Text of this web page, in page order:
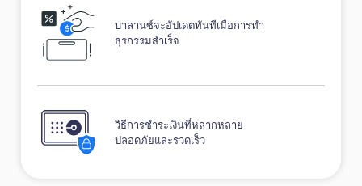
บาลานซ์จะอัปเดตทันทีเมื่อการทำ
ธุรกรรมสำเร็จ
วิธีการชำระเงินที่หลากหลาย
ปลอดภัยและรวดเร็ว